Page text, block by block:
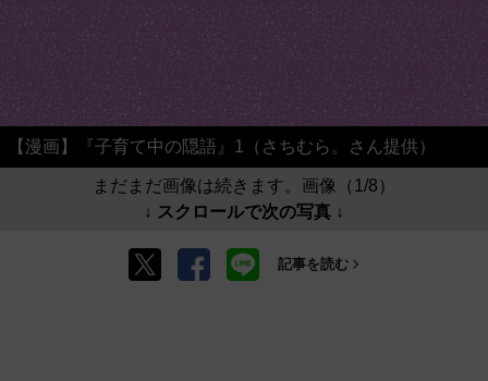
【漫画】『子育て中の隠語』1（さちむら。さん提供）
まだまだ画像は続きます。画像（1/8）
↓ スクロールで次の写真 ↓
記事を読む